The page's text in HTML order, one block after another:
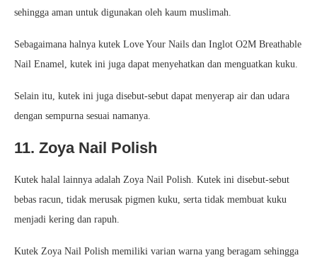
sehingga aman untuk digunakan oleh kaum muslimah.
Sebagaimana halnya kutek Love Your Nails dan Inglot O2M Breathable
Nail Enamel, kutek ini juga dapat menyehatkan dan menguatkan kuku.
Selain itu, kutek ini juga disebut-sebut dapat menyerap air dan udara
dengan sempurna sesuai namanya.
11. Zoya Nail Polish
Kutek halal lainnya adalah Zoya Nail Polish. Kutek ini disebut-sebut
bebas racun, tidak merusak pigmen kuku, serta tidak membuat kuku
menjadi kering dan rapuh.
Kutek Zoya Nail Polish memiliki varian warna yang beragam sehingga